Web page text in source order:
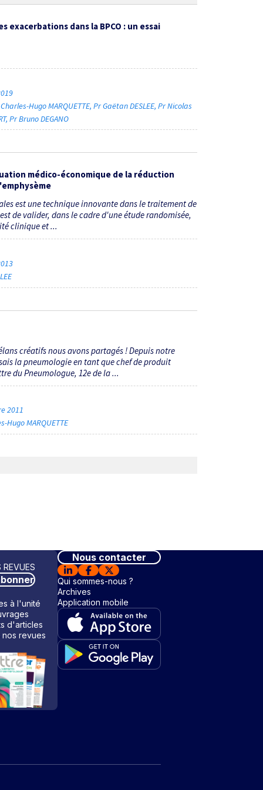
dans la BPCO : un essai
Hugo MARQUETTE Pr Gaëtan DESLEE Pr Nicolas
Pr Bruno DEGANO
médico-économique de la réduction
est une technique innovante dans le traitement de
de valider, dans le cadre d'une étude randomisée,
clinique et ...
créatifs nous avons partagés ! Depuis notre
la pneumologie en tant que chef de produit
du Pneumologue, 12e de la ...
2011
Hugo MARQUETTE
REVUES
à l'unité
d'articles
nos revues
Nous contacter
Qui sommes-nous ?
Archives
Application mobile